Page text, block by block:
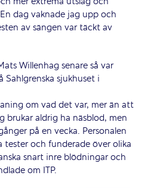
dag vaknade jag upp och
av sängen var täckt av
Willenhag senare så var
sjukhuset i
om vad det var, mer än att
brukar aldrig ha näsblod, men
på en vecka. Personalen
tester och funderade över olika
snart inre blödningar och
om ITP.